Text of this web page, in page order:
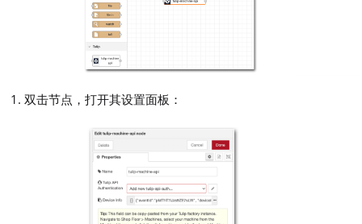
双击节点，打开其设置面板：